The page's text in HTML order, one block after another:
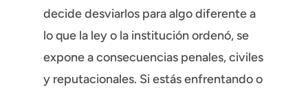
decide desviarlos para algo diferente a
lo que la ley o la institución ordenó, se
expone a consecuencias penales, civiles
y reputacionales. Si estás enfrentando o